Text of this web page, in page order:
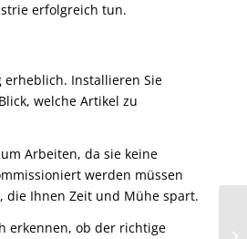
erfolgreich tun.
erheblich. Installieren Sie
welche Artikel zu
Arbeiten, da sie keine
werden müssen
die Ihnen Zeit und Mühe spart.
erkennen, ob der richtige